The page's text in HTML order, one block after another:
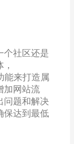
个社区还是
能来打造属
加网站流
问题和解决
保达到最低